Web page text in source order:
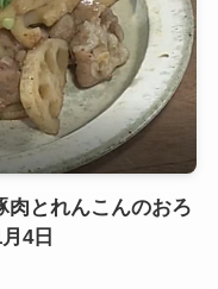
肉とれんこんのおろ
4日